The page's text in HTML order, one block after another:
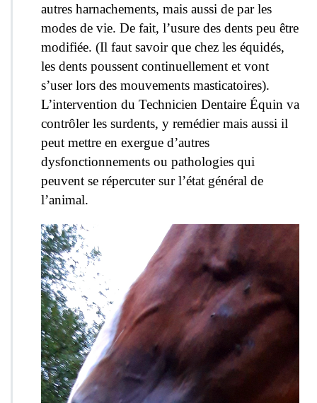
autres harnachements, mais aussi de par les
modes de vie. De fait, l’usure des dents peu être
modifiée. (Il faut savoir que chez les équidés,
les dents poussent continuellement et vont
s’user lors des mouvements masticatoires).
L’intervention du Technicien Dentaire Équin va
contrôler les surdents, y remédier mais aussi il
peut mettre en exergue d’autres
dysfonctionnements ou pathologies qui
peuvent se répercuter sur l’état général de
l’animal.